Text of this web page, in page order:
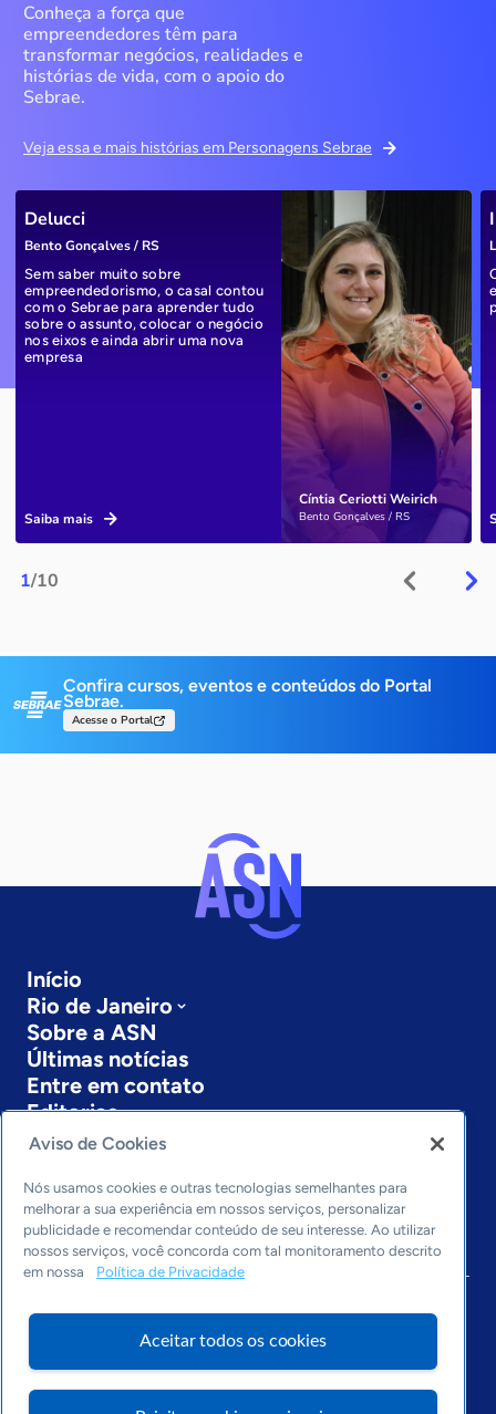
Conheça a força que
empreendedores têm para
transformar negócios, realidades e
histórias de vida, com o apoio do
Sebrae.
Veja essa e mais histórias em Personagens Sebrae
1/10
Cíntia Ceriotti Weirich
Bento Gonçalves / RS
Delucci
Bento Gonçalves / RS
Sem saber muito sobre
empreendedorismo, o casal contou
com o Sebrae para aprender tudo
sobre o assunto, colocar o negócio
nos eixos e ainda abrir uma nova
empresa
Saiba mais
Confira cursos, eventos e conteúdos do Portal
Sebrae.
Acesse o Portal
Início
Rio de Janeiro
Sobre a ASN
Últimas notícias
Entre em contato
Editorias
Economia & Política
Inovação & Tecnologia
Cultura empreendedora
Dados
Arquivo
Aviso de Cookies
Nós usamos cookies e outras tecnologias semelhantes para
melhorar a sua experiência em nossos serviços, personalizar
publicidade e recomendar conteúdo de seu interesse. Ao utilizar
nossos serviços, você concorda com tal monitoramento descrito
em nossa
Política de Privacidade
Aceitar todos os cookies